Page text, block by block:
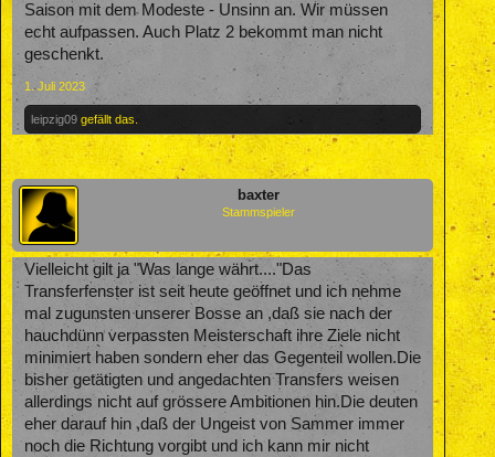
Saison mit dem Modeste - Unsinn an. Wir müssen
echt aufpassen. Auch Platz 2 bekommt man nicht
geschenkt.
1. Juli 2023
leipzig09 gefällt das.
baxter
Stammspieler
Vielleicht gilt ja "Was lange währt...."Das
Transferfenster ist seit heute geöffnet und ich nehme
mal zugunsten unserer Bosse an ,daß sie nach der
hauchdünn verpassten Meisterschaft ihre Ziele nicht
minimiert haben sondern eher das Gegenteil wollen.Die
bisher getätigten und angedachten Transfers weisen
allerdings nicht auf grössere Ambitionen hin.Die deuten
eher darauf hin ,daß der Ungeist von Sammer immer
noch die Richtung vorgibt und ich kann mir nicht